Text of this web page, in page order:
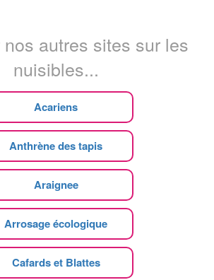
autres sites sur les
nuisibles...
Acariens
Anthrène des tapis
Araignee
Arrosage écologique
Cafards et Blattes